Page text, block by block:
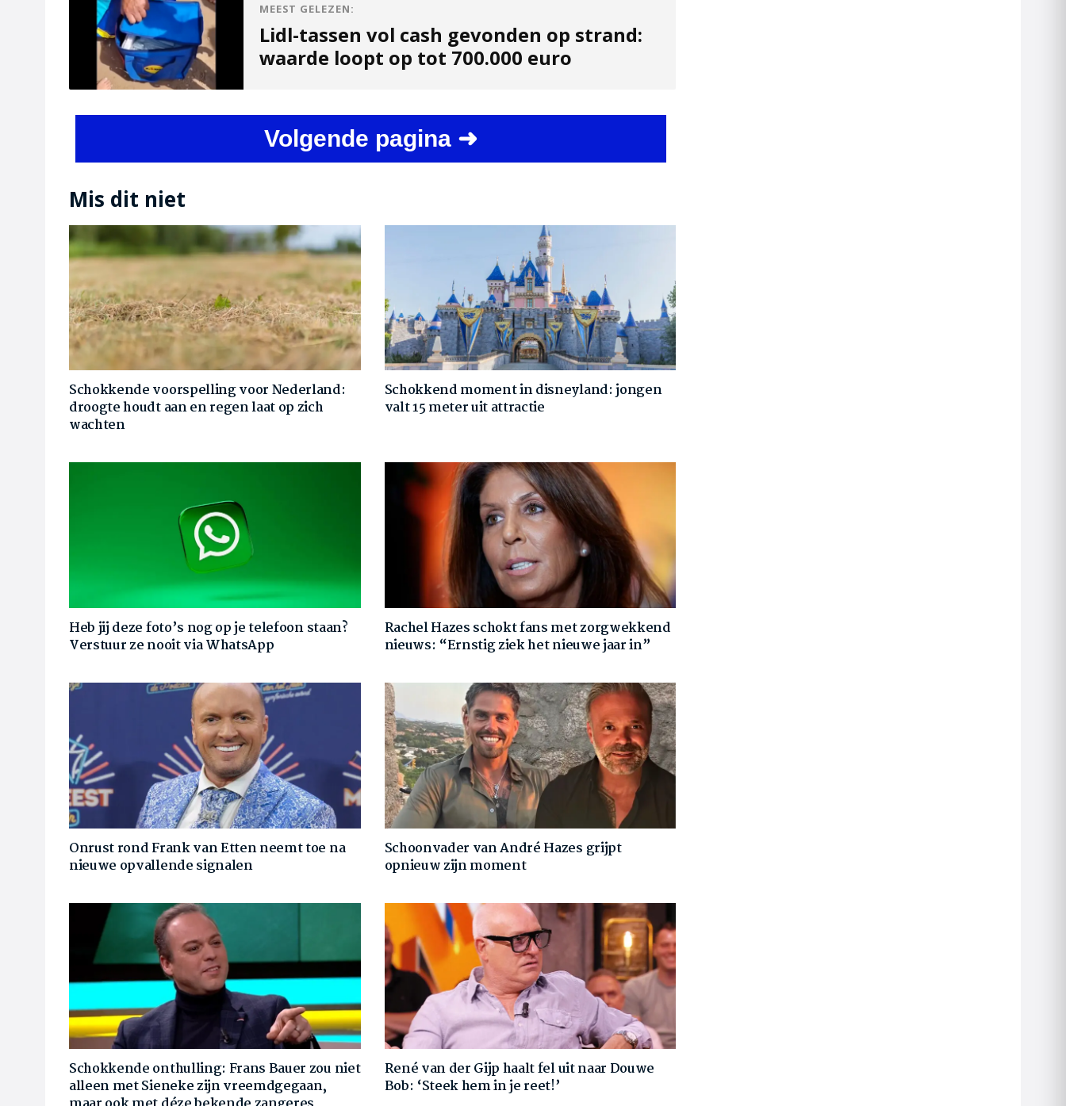
MEEST GELEZEN:
Lidl-tassen vol cash gevonden op strand:
waarde loopt op tot 700.000 euro
Volgende pagina ➜
Mis dit niet
Schokkende voorspelling voor Nederland:
droogte houdt aan en regen laat op zich
wachten
Schokkend moment in disneyland: jongen
valt 15 meter uit attractie
Heb jij deze foto’s nog op je telefoon staan?
Verstuur ze nooit via WhatsApp
Rachel Hazes schokt fans met zorgwekkend
nieuws: “Ernstig ziek het nieuwe jaar in”
Onrust rond Frank van Etten neemt toe na
nieuwe opvallende signalen
Schoonvader van André Hazes grijpt
opnieuw zijn moment
Schokkende onthulling: Frans Bauer zou niet
alleen met Sieneke zijn vreemdgegaan,
René van der Gijp haalt fel uit naar Douwe
Bob: ‘Steek hem in je reet!’